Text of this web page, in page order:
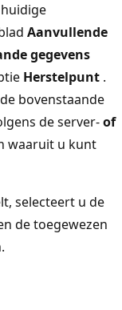
Aanvullende
gegevens
Herstelpunt .
bovenstaande
de server-of
waaruit u kunt
selecteert u de
de toegewezen